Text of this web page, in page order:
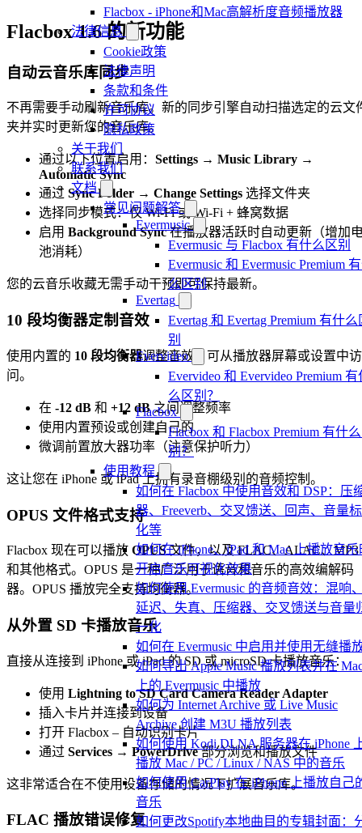
Flacbox - iPhone和Mac高解析度音频播放器
法律信息
Cookie政策
法律声明
条款和条件
许可协议
隐私政策
关于我们
联系我们
文档
常见问题解答
Evermusic
Evermusic 与 Flacbox 有什么区别
Evermusic 和 Evermusic Premium
么区别
Evertag
Evertag 和 Evertag Premium 有什么
别
Evervideo
Evervideo 和 Evervideo Premium 有
么区别？
Flacbox
Flacbox 和 Flacbox Premium 有什
别？
使用教程
如何在 Flacbox 中使用音效和 DSP：压
器、Freeverb、交叉馈送、回声、音量
化等
如何在 iPhone、iPad 和 Mac 上播放音乐
开启音乐可视化效果
如何使用 Evermusic 的音频音效：混响
延迟、失真、压缩器、交叉馈送与音量
一化
如何在 Evermusic 中启用并使用无缝播
如何导出 Apple Music 播放列表并在
上的 Evermusic 中播放
如何为 Internet Archive 或 Live Music
Archive 创建 M3U 播放列表
如何使用 Kodi DLNA 服务器在 iPhone
播放 Mac / PC / Linux / NAS 中的音乐
如何使用 CarPlay 在 iPhone 上播放自己
音乐
如何更改Spotify本地曲目的专辑封面：
Flacbox 1.6 的新功能
自动云音乐库同步
不再需要手动刷新音乐库。新的同步引擎自动扫描选定的云文
夹并实时更新您的音乐库。
通过以下位置启用： Settings → Music Library →
Automatic Sync
通过 Sync Folder → Change Settings 选择文件夹
选择同步模式：仅 Wi-Fi 或 Wi-Fi + 蜂窝数据
启用 Background Sync在播放器活跃时自动更新（增加
池消耗）
您的云音乐收藏无需手动干预即可保持最新。
10 段均衡器定制音效
使用内置的 10 段均衡器调整音效，可从播放器屏幕或设置中访
问。
在 -12 dB 和 +12 dB之间调整频率
使用内置预设或创建自己的
微调前置放大器功率（注意保护听力）
这让您在 iPhone 或 iPad 上拥有录音棚级别的音频控制。
OPUS 文件格式支持
Flacbox 现在可以播放 OPUS文件，以及 FLAC、ALAC、MP3
和其他格式。OPUS 是一种广泛用于语音和音乐的高效编解码
器。OPUS 播放完全支持均衡器。
从外置 SD 卡播放音乐
直接从连接到 iPhone 或 iPad 的 SD 或 microSD 卡播放音乐：
使用 Lightning to SD Card Camera Reader Adapter
插入卡片并连接到设备
打开 Flacbox – 自动识别卡片
通过 Services → PowerDrive部分浏览和播放文件
这非常适合在不使用设备存储的情况下扩展音乐库。
FLAC 播放错误修复